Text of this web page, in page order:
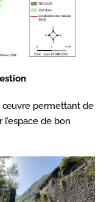
œuvre permettant de
de bon